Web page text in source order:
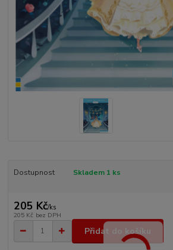
Dostupnost Skladem 1 ks
205 Kč/ks
205 Kč bez DPH
Přidat do košíku